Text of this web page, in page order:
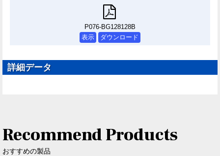
P076-BG128128B
表示
ダウンロード
詳細データ
Recommend Products
おすすめの製品